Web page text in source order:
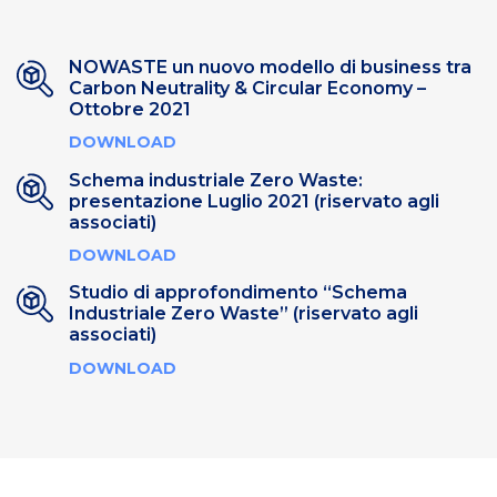
NOWASTE un nuovo modello di business tra
Carbon Neutrality & Circular Economy –
Ottobre 2021
DOWNLOAD
Schema industriale Zero Waste:
presentazione Luglio 2021 (riservato agli
associati)
DOWNLOAD
Studio di approfondimento “Schema
Industriale Zero Waste” (riservato agli
associati)
DOWNLOAD